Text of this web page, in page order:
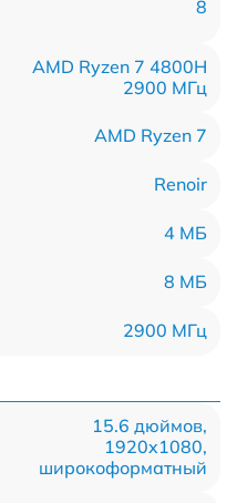
8
AMD Ryzen 7 4800H
2900 МГц
AMD Ryzen 7
Renoir
4 МБ
8 МБ
2900 МГц
15.6 дюймов,
1920x1080,
широкоформатный